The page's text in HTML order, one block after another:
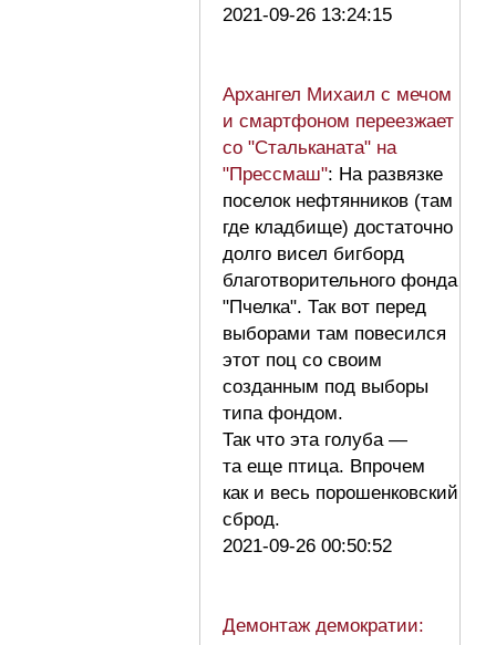
2021-09-26 13:24:15
Архангел Михаил с мечом
и смартфоном переезжает
со "Стальканата" на
"Прессмаш": На развязке
поселок нефтянников (там
где кладбище) достаточно
долго висел бигборд
благотворительного фонда
"Пчелка". Так вот перед
выборами там повесился
этот поц со своим
созданным под выборы
типа фондом.
Так что эта голуба —
та еще птица. Впрочем
как и весь порошенковский
сброд.
2021-09-26 00:50:52
Демонтаж демократии: